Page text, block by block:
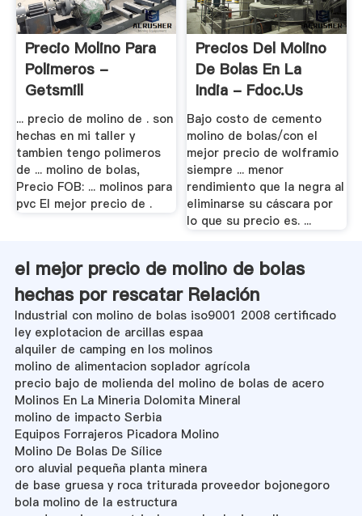
Precio Molino Para
Polimeros -
Getsmill
... precio de molino de . son
hechas en mi taller y
tambien tengo polimeros
de ... molino de bolas,
Precio FOB: ... molinos para
pvc El mejor precio de .
Precios Del Molino
De Bolas En La
India - Fdoc.us
Bajo costo de cemento
molino de bolas/con el
mejor precio de wolframio
siempre ... menor
rendimiento que la negra al
eliminarse su cáscara por
lo que su precio es. ...
el mejor precio de molino de bolas
hechas por rescatar Relación
Industrial con molino de bolas iso9001 2008 certificado
ley explotacion de arcillas espaa
alquiler de camping en los molinos
molino de alimentacion soplador agrícola
precio bajo de molienda del molino de bolas de acero
Molinos En La Mineria Dolomita Mineral
molino de impacto Serbia
Equipos Forrajeros Picadora Molino
Molino De Bolas De Sílice
oro aluvial pequeña planta minera
de base gruesa y roca triturada proveedor bojonegoro
bola molino de la estructura